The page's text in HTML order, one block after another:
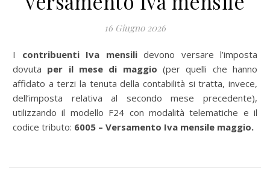
16 Giugno 2026
contribuenti Iva mensilidevono versare l’imposta
dovuta per il mese di maggio(per quelli che hanno
affidato a terzi la tenuta della contabilità si tratta, invece,
dell’imposta relativa al secondo mese precedente),
utilizzando il modello F24 con modalità telematiche e il
codice tributo: 6005 – Versamento Iva mensile maggio.